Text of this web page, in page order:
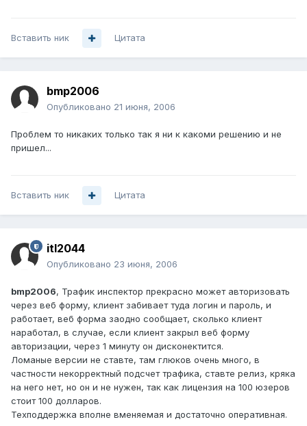
Вставить ник Цитата
bmp2006
Опубликовано 21 июня, 2006
Проблем то никаких только так я ни к какоми решению и не
пришел...
Вставить ник Цитата
itl2044
Опубликовано 23 июня, 2006
bmp2006, Трафик инспектор прекрасно может авторизовать
через веб форму, клиент забивает туда логин и пароль, и
работает, веб форма заодно сообщает, сколько клиент
наработал, в случае, если клиент закрыл веб форму
авторизации, через 1 минуту он дисконектится.
Ломаные версии не ставте, там глюков очень много, в
частности некорректный подсчет трафика, ставте релиз, кряка
на него нет, но он и не нужен, так как лицензия на 100 юзеров
стоит 100 долларов.
Техподдержка вполне вменяемая и достаточно оперативная.